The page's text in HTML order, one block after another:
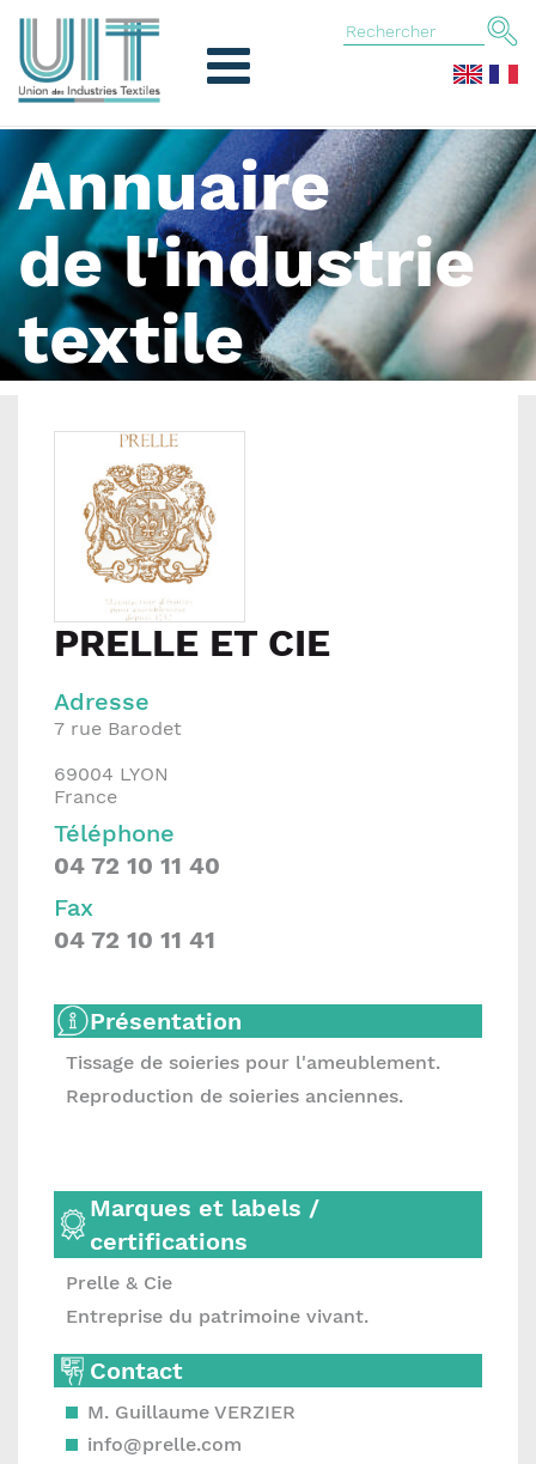
Annuaire
de l'industrie
textile
PRELLE ET CIE
Adresse
7 rue Barodet
69004 LYON
France
Téléphone
04 72 10 11 40
Fax
04 72 10 11 41
Présentation
Tissage de soieries pour l'ameublement.
Reproduction de soieries anciennes.
Marques et labels /
certifications
Prelle & Cie
Entreprise du patrimoine vivant.
Contact
M. Guillaume VERZIER
info@prelle.com